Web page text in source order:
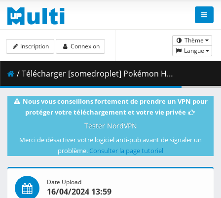
Thème
Langue
Inscription Connexion
/ Télécharger [somedroplet] Pokémon Horizons - 021 v2 [526AFD7F].mkv.001 ( 274.13 MB )
Nous vous conseillons fortement de prendre un VPN pour
protéger votre téléchargement et votre vie privée
Tester NordVPN
Merci de désactiver votre logiciel anti-pub avant de signaler un
problème. Consulter la page tutoriel
Date Upload
16/04/2024 13:59